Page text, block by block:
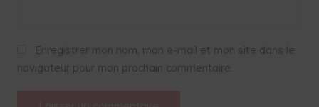
Enregistrer mon nom, mon e-mail et mon site dans le
navigateur pour mon prochain commentaire.